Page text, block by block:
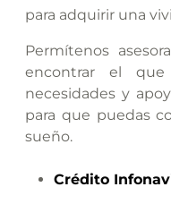
para adquirir una
Permítenos
encontrar el
necesidades y
para que puedas
sueño.
Crédito